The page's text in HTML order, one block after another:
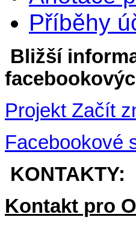
Příběhy
Bližší
Projekt Začít
Facebookové
KONTAKTY:
Kontakt pro